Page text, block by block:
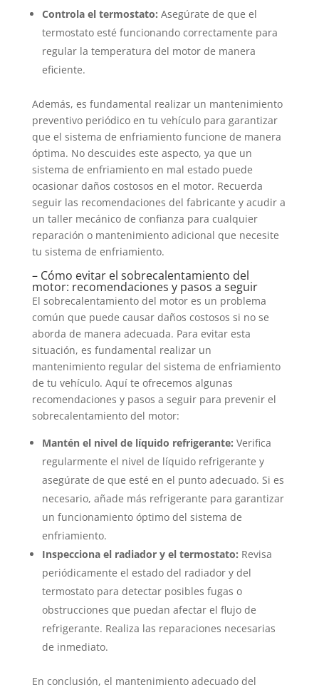
Controla el termostato: Asegúrate de que el
termostato esté funcionando correctamente para
regular la temperatura del motor de manera
eficiente.
Además, es fundamental realizar un mantenimiento
preventivo periódico en tu vehículo para garantizar
que el sistema de enfriamiento funcione de manera
óptima. No descuides este aspecto, ya que un
sistema de enfriamiento en mal estado puede
ocasionar daños costosos en el motor. Recuerda
seguir las recomendaciones del fabricante y acudir a
un taller mecánico de confianza para cualquier
reparación o mantenimiento adicional que necesite
tu sistema de enfriamiento.
– Cómo evitar el sobrecalentamiento del
motor: recomendaciones y pasos a seguir
El sobrecalentamiento del motor es un problema
común que puede causar daños costosos si no se
aborda de manera adecuada. Para evitar esta
situación, es fundamental realizar un
mantenimiento regular del sistema de enfriamiento
de tu vehículo. Aquí te ofrecemos algunas
recomendaciones y pasos a seguir para prevenir el
sobrecalentamiento del motor:
Mantén el nivel de líquido refrigerante: Verifica
regularmente el nivel de líquido refrigerante y
asegúrate de que esté en el punto adecuado. Si es
necesario, añade más refrigerante para garantizar
un funcionamiento óptimo del sistema de
enfriamiento.
Inspecciona el radiador y el termostato: Revisa
periódicamente el estado del radiador y del
termostato para detectar posibles fugas o
obstrucciones que puedan afectar el flujo de
refrigerante. Realiza las reparaciones necesarias
de inmediato.
En conclusión, el mantenimiento adecuado del